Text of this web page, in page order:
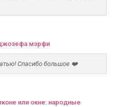
мэрфи
Спасибо большое ❤️
или окне: народные